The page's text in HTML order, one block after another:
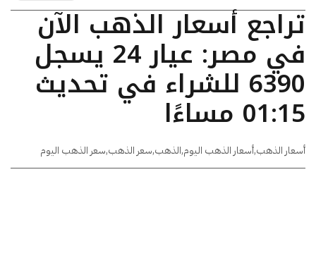
تراجع أسعار الذهب الآن
في مصر: عيار 24 يسجل
6390 للشراء في تحديث
01:15 مساءًا
أسعار الذهب,أسعار الذهب اليوم,الذهب,سعر الذهب,سعر الذهب اليوم